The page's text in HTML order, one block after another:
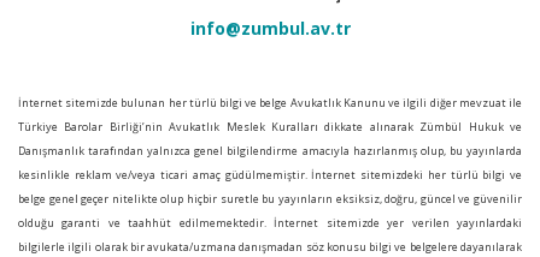
info@zumbul.av.tr
İnternet sitemizde bulunan her türlü bilgi ve belge Avukatlık Kanunu ve ilgili diğer mevzuat ile
Türkiye Barolar Birliği’nin Avukatlık Meslek Kuralları dikkate alınarak Zümbül Hukuk ve
Danışmanlık tarafından yalnızca genel bilgilendirme amacıyla hazırlanmış olup, bu yayınlarda
kesinlikle reklam ve/veya ticari amaç güdülmemiştir. İnternet sitemizdeki her türlü bilgi ve
belge genel geçer nitelikte olup hiçbir suretle bu yayınların eksiksiz, doğru, güncel ve güvenilir
olduğu garanti ve taahhüt edilmemektedir. İnternet sitemizde yer verilen yayınlardaki
bilgilerle ilgili olarak bir avukata/uzmana danışmadan söz konusu bilgi ve belgelere dayanılarak